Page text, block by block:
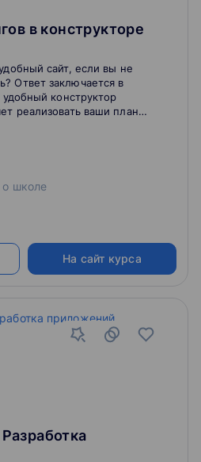
в конструкторе
сайт, если вы не
Ответ заключается в
конструктор
реализовать ваши планы
вашей компании.
о школе
На сайт курса